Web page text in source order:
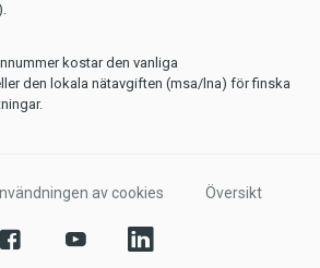
kostar den vanliga
den lokala nätavgiften (msa/lna) för finska
av cookies Översikt